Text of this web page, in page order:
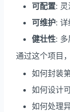
可配置:
可维护:
健壮性:
通过这个项目
如何封装
如何设计
如何处理